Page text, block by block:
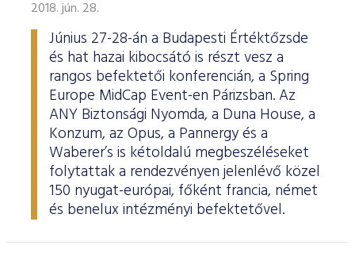
ESG Útmutató
2018. jún. 28.
Június 27-28-án a Budapesti Értéktőzsde
és hat hazai kibocsátó is részt vesz a
rangos befektetői konferencián, a Spring
Europe MidCap Event-en Párizsban. Az
ANY Biztonsági Nyomda, a Duna House, a
Konzum, az Opus, a Pannergy és a
Waberer’s is kétoldalú megbeszéléseket
folytattak a rendezvényen jelenlévő közel
150 nyugat-európai, főként francia, német
és benelux intézményi befektetővel.